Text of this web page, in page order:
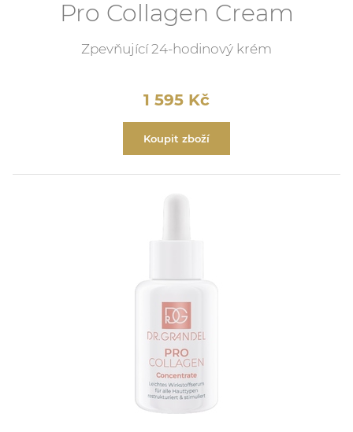
Pro Collagen Cream
Zpevňující 24-hodinový krém
1 595 Kč
Koupit zboží